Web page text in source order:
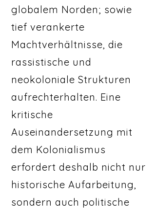
globalem Norden; sowie
tief verankerte
Machtverhältnisse, die
rassistische und
neokoloniale Strukturen
aufrechterhalten. Eine
kritische
Auseinandersetzung mit
dem Kolonialismus
erfordert deshalb nicht nur
historische Aufarbeitung,
sondern auch politische